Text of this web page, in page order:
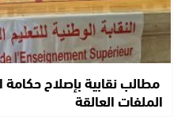
مطالب نقابية بإصلاح
الملفات العالقة